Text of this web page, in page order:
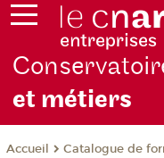
et métiers
Accueil Catalogue de